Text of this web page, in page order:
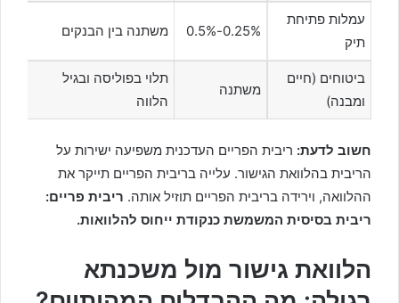
עמלות פתיחת
תיק
0.25%-0.5% משתנה בין הבנקים
ביטוחים (חיים
ומבנה)
משתנה
תלוי בפוליסה ובגיל
הלווה
חשוב לדעת: ריבית הפריים העדכנית משפיעה ישירות על
הריבית בהלוואת הגישור. עלייה בריבית הפריים תייקר את
ההלוואה, וירידה בריבית הפריים תוזיל אותה. ריבית פריים:
ריבית בסיסית המשמשת כנקודת ייחוס להלוואות.
הלוואת גישור מול משכנתא